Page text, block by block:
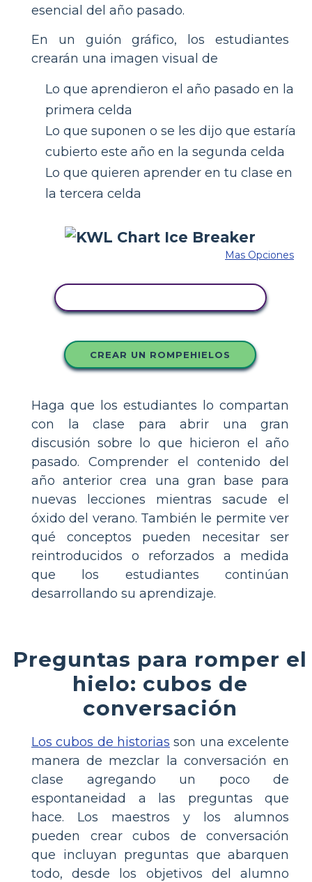
esencial del año pasado.
En un guión gráfico, los estudiantes
crearán una imagen visual de
Lo que aprendieron el año pasado en la
primera celda
Lo que suponen o se les dijo que estaría
cubierto este año en la segunda celda
Lo que quieren aprender en tu clase en
la tercera celda
Mas Opciones
CREAR UN ROMPEHIELOS
Haga que los estudiantes lo compartan
con la clase para abrir una gran
discusión sobre lo que hicieron el año
pasado. Comprender el contenido del
año anterior crea una gran base para
nuevas lecciones mientras sacude el
óxido del verano. También le permite ver
qué conceptos pueden necesitar ser
reintroducidos o reforzados a medida
que los estudiantes continúan
desarrollando su aprendizaje.
Preguntas para romper el
hielo: cubos de
conversación
Los cubos de historias son una excelente
manera de mezclar la conversación en
clase agregando un poco de
espontaneidad a las preguntas que
hace. Los maestros y los alumnos
pueden crear cubos de conversación
que incluyan preguntas que abarquen
todo, desde los objetivos del alumno